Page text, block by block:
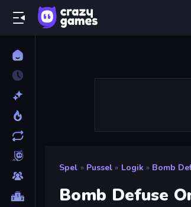
Spel » Pussel » Logik » Bomb
Bomb Defuse